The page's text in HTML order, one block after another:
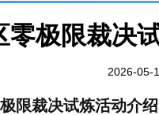
零极限裁决
2026-05-
限裁决试炼活动介绍